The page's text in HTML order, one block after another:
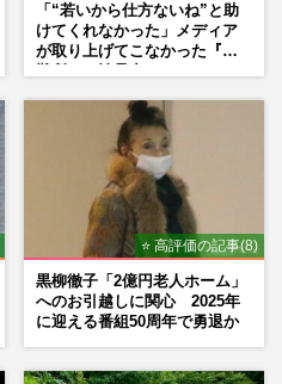
「“若いから仕方ないね”と助
けてくれなかった」メディア
が取り上げてこなかった『避
⭐ 高評価の記事(8)
黒柳徹子「2億円老人ホーム」
へのお引越しに関心 2025年
に迎える番組50周年で勇退か